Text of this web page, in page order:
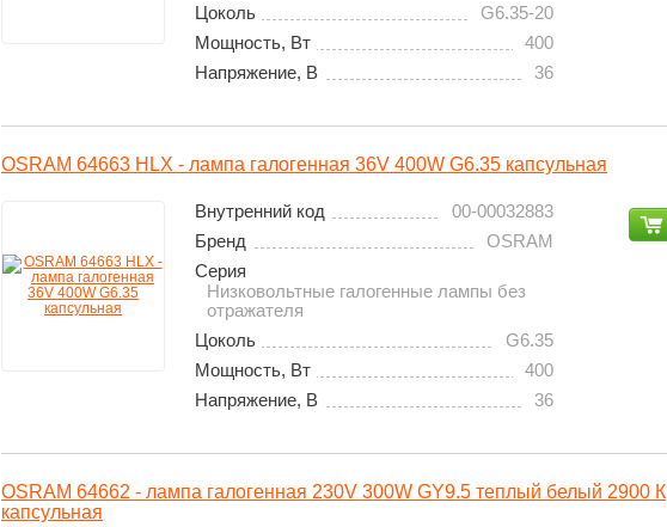
Цоколь
G6.35-20
Мощность, Вт
400
Напряжение, В
36
OSRAM 64663 HLX - лампа галогенная 36V 400W G6.35 капсульная
Внутренний код
00-00032883
Бренд
OSRAM
Серия
Низковольтные галогенные лампы без
отражателя
Цоколь
G6.35
Мощность, Вт
400
Напряжение, В
36
OSRAM 64662 - лампа галогенная 230V 300W GY9.5 теплый белый 2900 К
капсульная